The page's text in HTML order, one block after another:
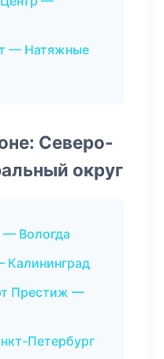
— Натяжные
Северо-
округ
Вологда
Престиж —
Петербург